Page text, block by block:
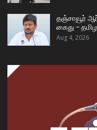
தஞ்சாவூர்
கைது –
Aug 4, 2026